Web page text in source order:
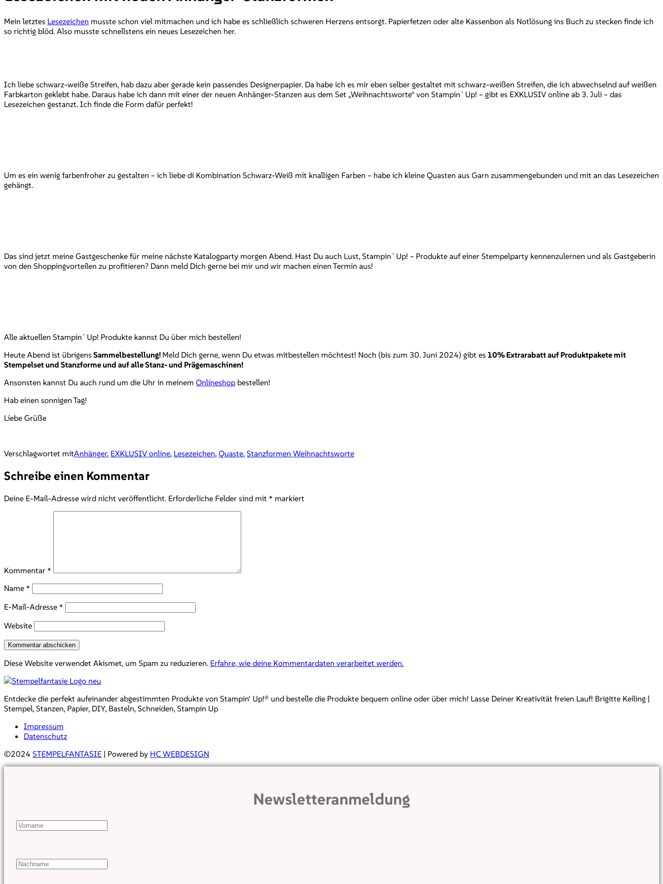
Mein letztes Lesezeichen musste schon viel mitmachen und ich habe es schließlich schweren Herzens entsorgt. Papierfetzen oder alte Kassenbon als Notlösung ins Buch zu stecken finde ich
so richtig blöd. Also musste schnellstens ein neues Lesezeichen her.
Ich liebe schwarz-weiße Streifen, hab dazu aber gerade kein passendes Designerpapier. Da habe ich es mir eben selber gestaltet mit schwarz-weißen Streifen, die ich abwechselnd auf weißen
Farbkarton geklebt habe. Daraus habe ich dann mit einer der neuen Anhänger-Stanzen aus dem Set „Weihnachtsworte“ von Stampin`Up! – gibt es EXKLUSIV online ab 3. Juli – das
Lesezeichen gestanzt. Ich finde die Form dafür perfekt!
Um es ein wenig farbenfroher zu gestalten – ich liebe di Kombination Schwarz-Weiß mit knalligen Farben – habe ich kleine Quasten aus Garn zusammengebunden und mit an das Lesezeichen
gehängt.
Das sind jetzt meine Gastgeschenke für meine nächste Katalogparty morgen Abend. Hast Du auch Lust, Stampin`Up! – Produkte auf einer Stempelparty kennenzulernen und als Gastgeberin
von den Shoppingvorteilen zu profitieren? Dann meld Dich gerne bei mir und wir machen einen Termin aus!
Alle aktuellen Stampin`Up! Produkte kannst Du über mich bestellen!
Heute Abend ist übrigensSammelbestellung! Meld Dich gerne, wenn Du etwas mitbestellen möchtest! Noch (bis zum 30. Juni 2024) gibt es 10% Extrarabatt auf Produktpakete mit
Stempelset und Stanzforme und auf alle Stanz- und Prägemaschinen!
Ansonsten kannst Du auch rund um die Uhr in meinem Onlineshop bestellen!
Hab einen sonnigen Tag!
Liebe Grüße
Verschlagwortet mitAnhänger, EXKLUSIV online, Lesezeichen, Quaste, Stanzformen Weihnachtsworte
Schreibe einen Kommentar
Deine E-Mail-Adresse wird nicht veröffentlicht. Erforderliche Felder sind mit * markiert
Kommentar *
Name *
E-Mail-Adresse *
Website
Diese Website verwendet Akismet, um Spam zu reduzieren. Erfahre, wie deine Kommentardaten verarbeitet werden.
Entdecke die perfekt aufeinander abgestimmten Produkte von Stampin‘ Up!® und bestelle die Produkte bequem online oder über mich! Lasse Deiner Kreativität freien Lauf! Brigitte Keiling |
Stempel, Stanzen, Papier, DIY, Basteln, Schneiden, Stampin Up
Impressum
Datenschutz
©2024 STEMPELFANTASIE | Powered by HC WEBDESIGN
Newsletteranmeldung